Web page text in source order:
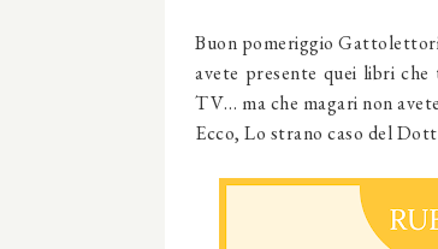
Buon pomeriggio
avete presente quei libri
TV… ma che magari non
Ecco, Lo strano caso del